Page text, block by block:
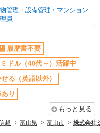
管理・設備管理・マンション
員
履歴書不要
ミドル（40代～）活躍中
る（英語以外）
り
もっと見る
越 富山県 富山市 株式会社